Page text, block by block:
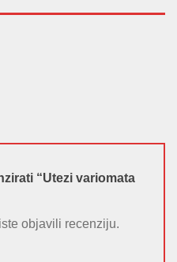
“Utezi variomata
objavili recenziju.